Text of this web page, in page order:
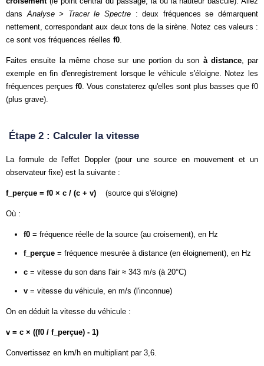
dans Analyse > Tracer le Spectre : deux fréquences se démarquent
nettement, correspondant aux deux tons de la sirène. Notez ces valeurs :
ce sont vos fréquences réelles f0
Faites ensuite la même chose sur une portion du son à distance, par
exemple en fin d'enregistrement lorsque le véhicule s'éloigne. Notez les
fréquences perçues f0 . Vous constaterez qu'elles sont plus basses que f0
(plus grave).
Étape 2 : Calculer la vitesse
La formule de l'effet Doppler (pour une source en mouvement et un
observateur fixe) est la suivante :
f_perçue = f0 × c / (c + v) (source qui s'éloigne)
Où :
f0 = fréquence réelle de la source (au croisement), en Hz
f_perçue = fréquence mesurée à distance (en éloignement), en Hz
c = vitesse du son dans l'air ≈ 343 m/s (à 20°C)
v = vitesse du véhicule, en m/s (l'inconnue)
On en déduit la vitesse du véhicule :
v = c × ((f0 / f_perçue) - 1)
Convertissez en km/h en multipliant par 3,6.